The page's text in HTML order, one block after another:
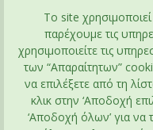
To site
παρέχουμε τις
χρησιμοποιείτε τις
των “Απαραίτητων”
να επιλέξετε από τη
κλικ στην ‘Αποδοχή
‘Αποδοχή όλων’ για να